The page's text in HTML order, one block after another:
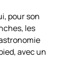
pour son
les
avec un